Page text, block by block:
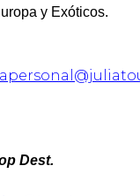
y Exóticos.
Dest.